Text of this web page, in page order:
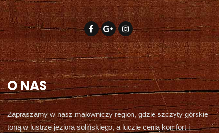
O NAS
Zapraszamy w nasz malowniczy region, gdzie szczyty górskie
toną w lustrze jeziora solińskiego, a ludzie cenią komfort i